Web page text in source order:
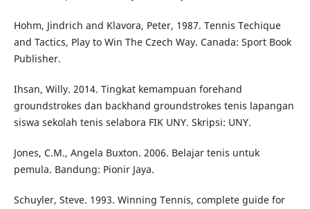
Hohm, Jindrich and Klavora, Peter, 1987. Tennis Techique
and Tactics, Play to Win The Czech Way. Canada: Sport Book
Publisher.
Ihsan, Willy. 2014. Tingkat kemampuan forehand
groundstrokes dan backhand groundstrokes tenis lapangan
siswa sekolah tenis selabora FIK UNY. Skripsi: UNY.
Jones, C.M., Angela Buxton. 2006. Belajar tenis untuk
pemula. Bandung: Pionir Jaya.
Schuyler, Steve. 1993. Winning Tennis, complete guide for